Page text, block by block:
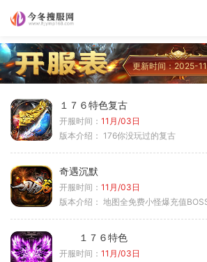
更新时间：2025-
１７６特色复古
开服时间： 11月/03日
版本介绍： 176你没玩过的复古
奇遇沉默
开服时间： 11月/03日
版本介绍： 地图全免费小怪爆充值
１７６特色
开服时间： 11月/03日